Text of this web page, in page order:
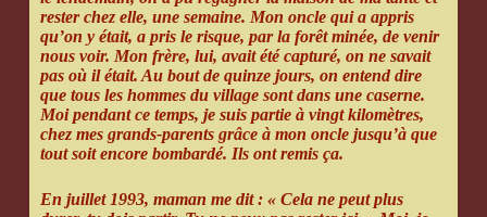
rester chez elle, une semaine. Mon oncle qui a appris
qu’on y était, a pris le risque, par la forêt minée, de venir
nous voir. Mon frère, lui, avait été capturé, on ne savait
pas où il était. Au bout de quinze jours, on entend dire
que tous les hommes du village sont dans une caserne.
Moi pendant ce temps, je suis partie à vingt kilomètres,
chez mes grands-parents grâce à mon oncle jusqu’à que
tout soit encore bombardé. Ils ont remis ça.
En juillet 1993, maman me dit : « Cela ne peut plus